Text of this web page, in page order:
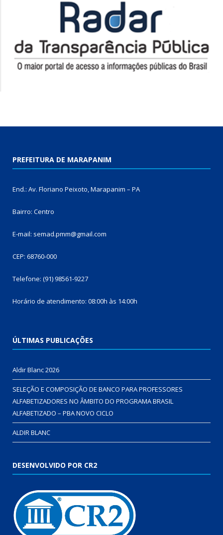
PREFEITURA DE MARAPANIM
End.: Av. Floriano Peixoto, Marapanim – PA
Bairro: Centro
E-mail: semad.pmm@gmail.com
CEP: 68760-000
Telefone: (91) 98561-9227
Horário de atendimento: 08:00h às 14:00h
ÚLTIMAS PUBLICAÇÕES
Aldir Blanc 2026
SELEÇÃO E COMPOSIÇÃO DE BANCO PARA PROFESSORES
ALFABETIZADORES NO ÂMBITO DO PROGRAMA BRASIL
ALFABETIZADO – PBA NOVO CICLO
ALDIR BLANC
DESENVOLVIDO POR CR2